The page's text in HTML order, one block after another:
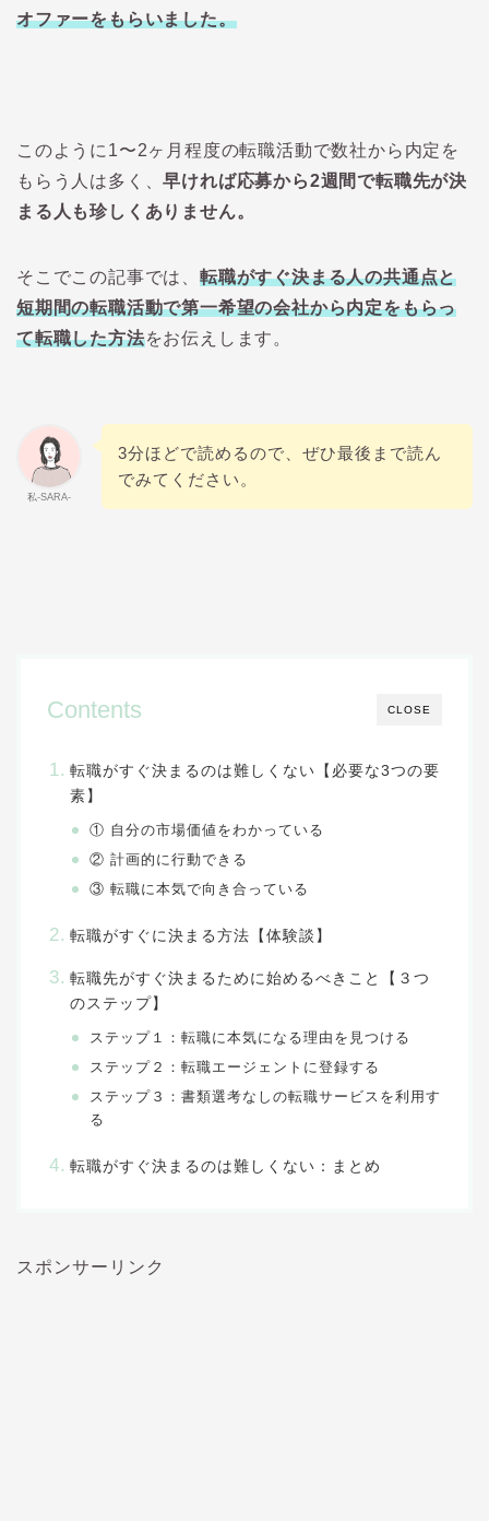
オファーをもらいました。
このように1〜2ヶ月程度の転職活動で数社から内定を
もらう人は多く、早ければ応募から2週間で転職先が決
まる人も珍しくありません。
そこでこの記事では、 転職がすぐ決まる人の共通点と
短期間の転職活動で第一希望の会社から内定をもらっ
て転職した方法をお伝えします。
私-SARA-
3分ほどで読めるので、ぜひ最後まで読ん
でみてください。
CLOSE
Contents
転職がすぐ決まるのは難しくない【必要な3つの要
素】
① 自分の市場価値をわかっている
② 計画的に行動できる
③ 転職に本気で向き合っている
転職がすぐに決まる方法【体験談】
転職先がすぐ決まるために始めるべきこと【３つ
のステップ】
ステップ１：転職に本気になる理由を見つける
ステップ２：転職エージェントに登録する
ステップ３：書類選考なしの転職サービスを利用す
る
転職がすぐ決まるのは難しくない：まとめ
スポンサーリンク